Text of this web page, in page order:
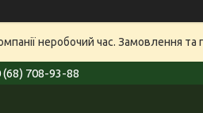
неробочий час. Замовлення
(68) 708-93-88